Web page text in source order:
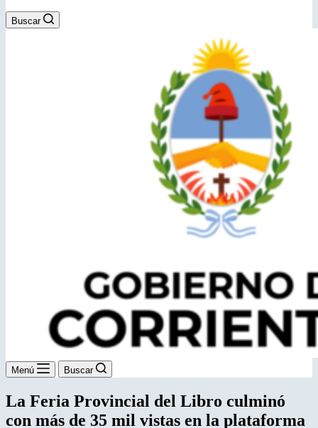
Buscar
Menú Buscar
La Feria Provincial del Libro culminó
con más de 35 mil vistas en la plataforma